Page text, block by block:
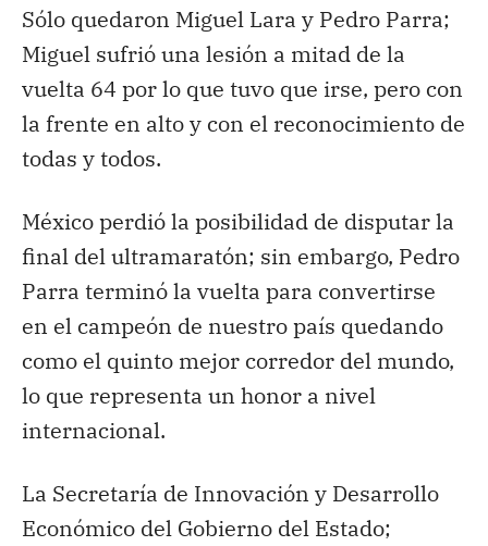
Sólo quedaron Miguel Lara y Pedro Parra;
Miguel sufrió una lesión a mitad de la
vuelta 64 por lo que tuvo que irse, pero con
la frente en alto y con el reconocimiento de
todas y todos.
México perdió la posibilidad de disputar la
final del ultramaratón; sin embargo, Pedro
Parra terminó la vuelta para convertirse
en el campeón de nuestro país quedando
como el quinto mejor corredor del mundo,
lo que representa un honor a nivel
internacional.
La Secretaría de Innovación y Desarrollo
Económico del Gobierno del Estado;